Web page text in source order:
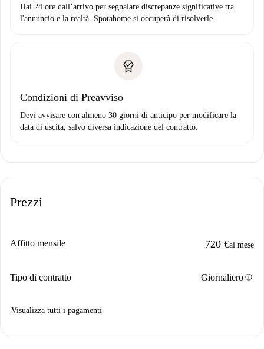
Hai 24 ore dall’arrivo per segnalare discrepanze significative tra
l'annuncio e la realtà. Spotahome si occuperà di risolverle.
Condizioni di Preavviso
Devi avvisare con almeno 30 giorni di anticipo per modificare la
data di uscita, salvo diversa indicazione del contratto.
Prezzi
Affitto mensile 720 €al mese
Tipo di contratto Giornalieroinfo
Visualizza tutti i pagamenti